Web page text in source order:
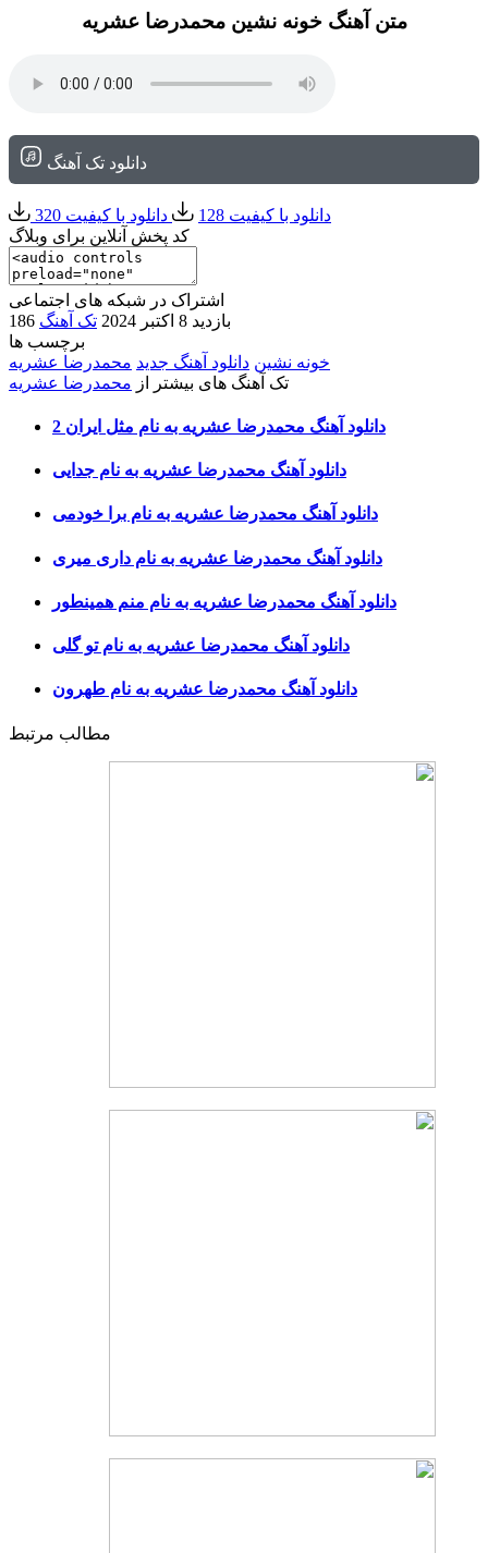
متن آهنگ خونه نشین محمدرضا عشریه
دانلود تک آهنگ
دانلود با کیفیت 128
دانلود با کیفیت 320
کد پخش آنلاین برای وبلاگ
اشتراک در شبکه های اجتماعی
186 بازدید 8 اکتبر 2024
تک آهنگ
برچسب ها
خونه نشین دانلود آهنگ جدید محمدرضا عشریه
تک آهنگ های بیشتر از محمدرضا عشریه
دانلود آهنگ محمدرضا عشریه به نام مثل ایران 2
دانلود آهنگ محمدرضا عشریه به نام جدایی
دانلود آهنگ محمدرضا عشریه به نام برا خودمی
دانلود آهنگ محمدرضا عشریه به نام داری میری
دانلود آهنگ محمدرضا عشریه به نام منم همینطور
دانلود آهنگ محمدرضا عشریه به نام تو گلی
دانلود آهنگ محمدرضا عشریه به نام طهرون
مطالب مرتبط